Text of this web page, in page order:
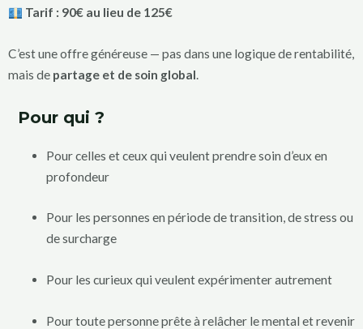
Tarif : 90€ au lieu de 125€
C’est une offre généreuse — pas dans une logique de rentabilité,
mais de partage et de soin global.
Pour qui ?
Pour celles et ceux qui veulent prendre soin d’eux en
profondeur
Pour les personnes en période de transition, de stress ou
de surcharge
Pour les curieux qui veulent expérimenter autrement
Pour toute personne prête à relâcher le mental et revenir